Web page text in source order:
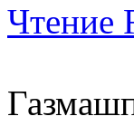
Чтение